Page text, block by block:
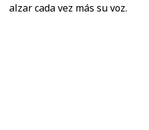
alzar cada vez más su voz.